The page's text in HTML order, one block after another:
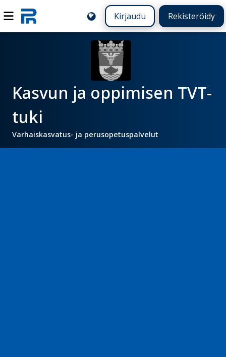
Kirjaudu Rekisteröidy
Kasvun ja oppimisen TVT-
tuki
Varhaiskasvatus- ja perusopetuspalvelut